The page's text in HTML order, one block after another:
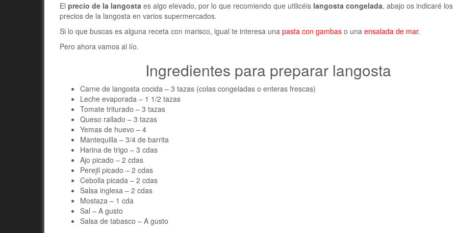
El precio de la langosta es algo elevado, por lo que recomiendo que utilicéis langosta congelada, abajo os indicaré los
precios de la langosta en varios supermercados.
Si lo que buscas es alguna receta con marisco, igual te interesa una pasta con gambas o una ensalada de mar.
Pero ahora vamos al lío.
Ingredientes para preparar langosta
Carne de langosta cocida – 3 tazas (colas congeladas o enteras frescas)
Leche evaporada – 1 1/2 tazas
Tomate triturado – 3 tazas
Queso rallado – 3 tazas
Yemas de huevo – 4
Mantequilla – 3/4 de barrita
Harina de trigo – 3 cdas
Ajo picado – 2 cdas
Perejil picado – 2 cdas
Cebolla picada – 2 cdas
Salsa inglesa – 2 cdas
Mostaza – 1 cda
Sal – A gusto
Salsa de tabasco – A gusto